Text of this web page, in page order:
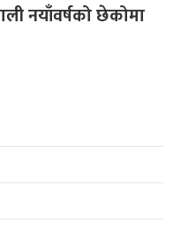
नयाँवर्षको छेकोमा